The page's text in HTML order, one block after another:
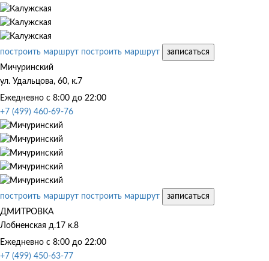
построить маршрут построить маршрут
записаться
Мичуринский
ул. Удальцова, 60, к.7
Ежедневно с 8:00 до 22:00
+7 (499) 460-69-76
построить маршрут построить маршрут
записаться
ДМИТРОВКА
Лобненская д.17 к.8
Ежедневно с 8:00 до 22:00
+7 (499) 450-63-77